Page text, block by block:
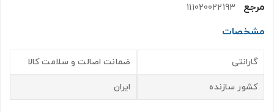
مرجع 111020022193
مشخصات
گارانتی ضمانت اصالت و سلامت کالا
کشور سازنده ایران